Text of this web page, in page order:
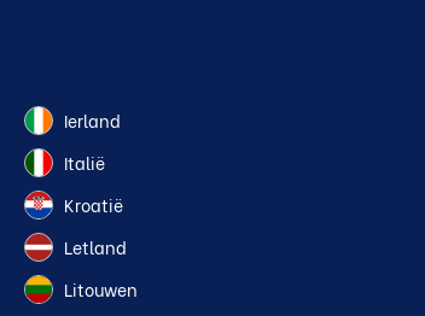
Ierland
Italië
Kroatië
Letland
Litouwen